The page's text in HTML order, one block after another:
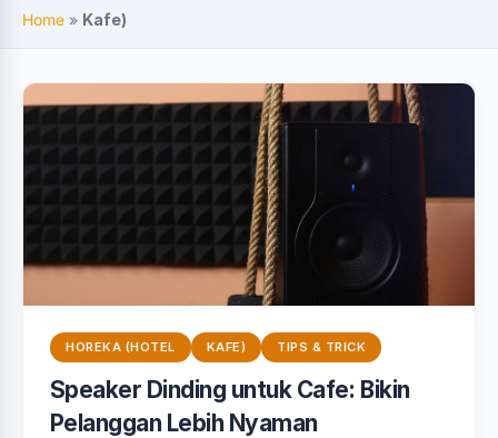
Home » Kafe)
HOREKA (HOTEL KAFE) TIPS & TRICK
Speaker Dinding untuk Cafe: Bikin
Pelanggan Lebih Nyaman